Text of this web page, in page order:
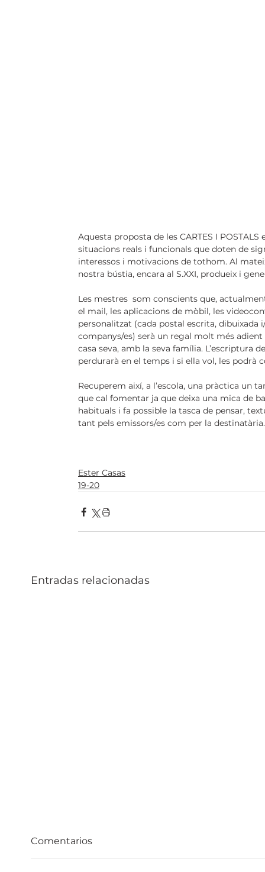
Aquesta proposta de les CARTES I
situacions reals i funcionals que doten de
interessos i motivacions de tothom. Al
nostra bústia, encara al S.XXI, produeix i
Les mestres  som conscients que,
el mail, les aplicacions de mòbil, les
personalitzat (cada postal escrita,
companys/es) serà un regal molt més
casa seva, amb la seva família.
perdurarà en el temps i si ella vol, les podrà
Recuperem així, a l’escola, una pràctica un
que cal fomentar ja que deixa una mica de
habituals i fa possible la tasca de pensar,
tant pels emissors/es com per la destinatària.
Ester Casas
19-20
Entradas relacionadas
Comentarios